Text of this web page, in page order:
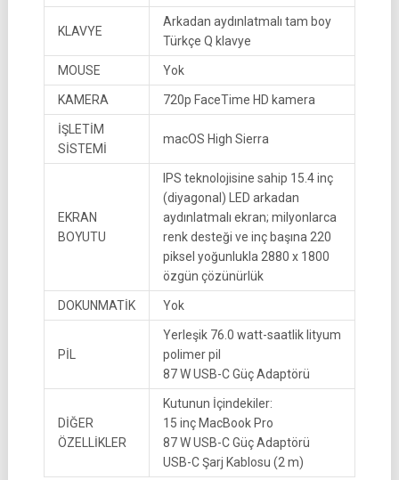
KLAVYE
Arkadan aydınlatmalı tam boy
Türkçe Q klavye
MOUSE Yok
KAMERA 720p FaceTime HD kamera
İŞLETİM
SİSTEMİ
macOS High Sierra
EKRAN
BOYUTU
IPS teknolojisine sahip 15.4 inç
(diyagonal) LED arkadan
aydınlatmalı ekran; milyonlarca
renk desteği ve inç başına 220
piksel yoğunlukla 2880 x 1800
özgün çözünürlük
DOKUNMATİK Yok
PİL
Yerleşik 76.0 watt-saatlik lityum
polimer pil
87 W USB-C Güç Adaptörü
DİĞER
ÖZELLİKLER
Kutunun İçindekiler:
15 inç MacBook Pro
87 W USB-C Güç Adaptörü
USB-C Şarj Kablosu (2 m)